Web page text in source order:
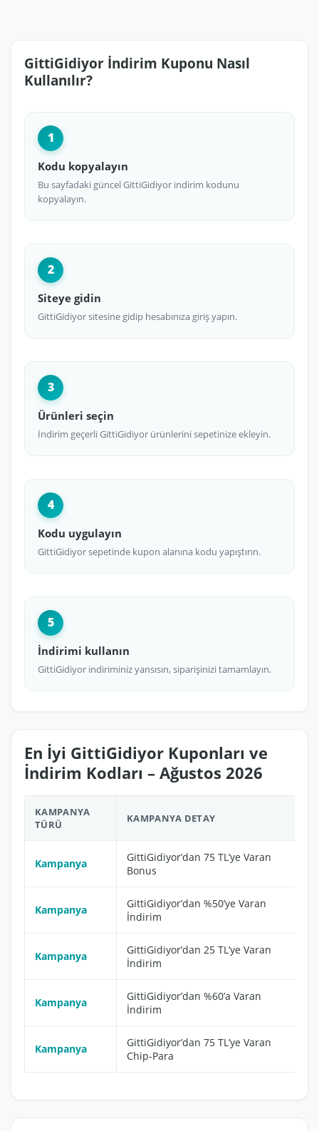
GittiGidiyor İndirim Kuponu Nasıl
Kullanılır?
1
Kodu kopyalayın
Bu sayfadaki güncel GittiGidiyor indirim kodunu
kopyalayın.
2
Siteye gidin
GittiGidiyor sitesine gidip hesabınıza giriş yapın.
3
Ürünleri seçin
İndirim geçerli GittiGidiyor ürünlerini sepetinize ekleyin.
4
Kodu uygulayın
GittiGidiyor sepetinde kupon alanına kodu yapıştırın.
5
İndirimi kullanın
GittiGidiyor indiriminiz yansısın, siparişinizi tamamlayın.
En İyi GittiGidiyor Kuponları ve
İndirim Kodları – Ağustos 2026
KAMPANYA
TÜRÜ
KAMPANYA DETAY
Kampanya
GittiGidiyor’dan 75 TL’ye Varan
Bonus
Kampanya
GittiGidiyor’dan %50’ye Varan
İndirim
Kampanya
GittiGidiyor’dan 25 TL’ye Varan
İndirim
Kampanya
GittiGidiyor’dan %60’a Varan
İndirim
Kampanya
GittiGidiyor’dan 75 TL’ye Varan
Chip-Para